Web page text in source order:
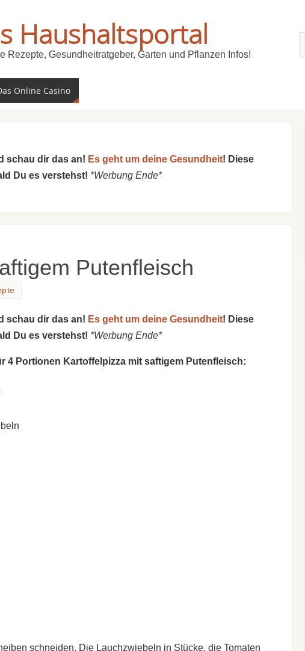
Haushaltsportal
Rezepte, Gesundheitratgeber, Garten und Pflanzen Infos!
Online Casino
schau dir das an! Es geht um deine Gesundheit! Diese
Du es verstehst! *Werbung Ende*
Putenfleisch
schau dir das an! Es geht um deine Gesundheit! Diese
Du es verstehst! *Werbung Ende*
4 Portionen Kartoffelpizza mit saftigem Putenfleisch:
schneiden. Die Lauchzwiebeln in Stücke, die Tomaten